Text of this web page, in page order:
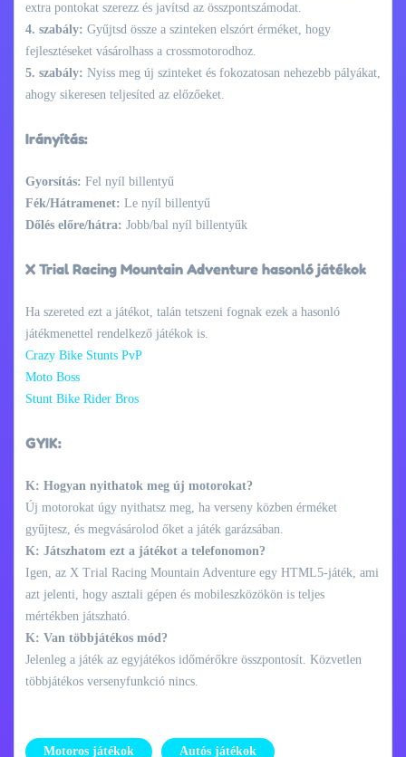
extra pontokat szerezz és javítsd az összpontszámodat.
4. szabály: Gyűjtsd össze a szinteken elszórt érméket, hogy
fejlesztéseket vásárolhass a crossmotorodhoz.
5. szabály: Nyiss meg új szinteket és fokozatosan nehezebb pályákat,
ahogy sikeresen teljesíted az előzőeket.
Irányítás:
Gyorsítás: Fel nyíl billentyű
Fék/Hátramenet: Le nyíl billentyű
Dőlés előre/hátra: Jobb/bal nyíl billentyűk
X Trial Racing Mountain Adventure hasonló játékok
Ha szereted ezt a játékot, talán tetszeni fognak ezek a hasonló
játékmenettel rendelkező játékok is.
Crazy Bike Stunts PvP
Moto Boss
Stunt Bike Rider Bros
GYIK:
K: Hogyan nyithatok meg új motorokat?
Új motorokat úgy nyithatsz meg, ha verseny közben érméket
gyűjtesz, és megvásárolod őket a játék garázsában.
K: Játszhatom ezt a játékot a telefonomon?
Igen, az X Trial Racing Mountain Adventure egy HTML5-játék, ami
azt jelenti, hogy asztali gépen és mobileszközökön is teljes
mértékben játszható.
K: Van többjátékos mód?
Jelenleg a játék az egyjátékos időmérőkre összpontosít. Közvetlen
többjátékos versenyfunkció nincs.
Motoros játékok Autós játékok